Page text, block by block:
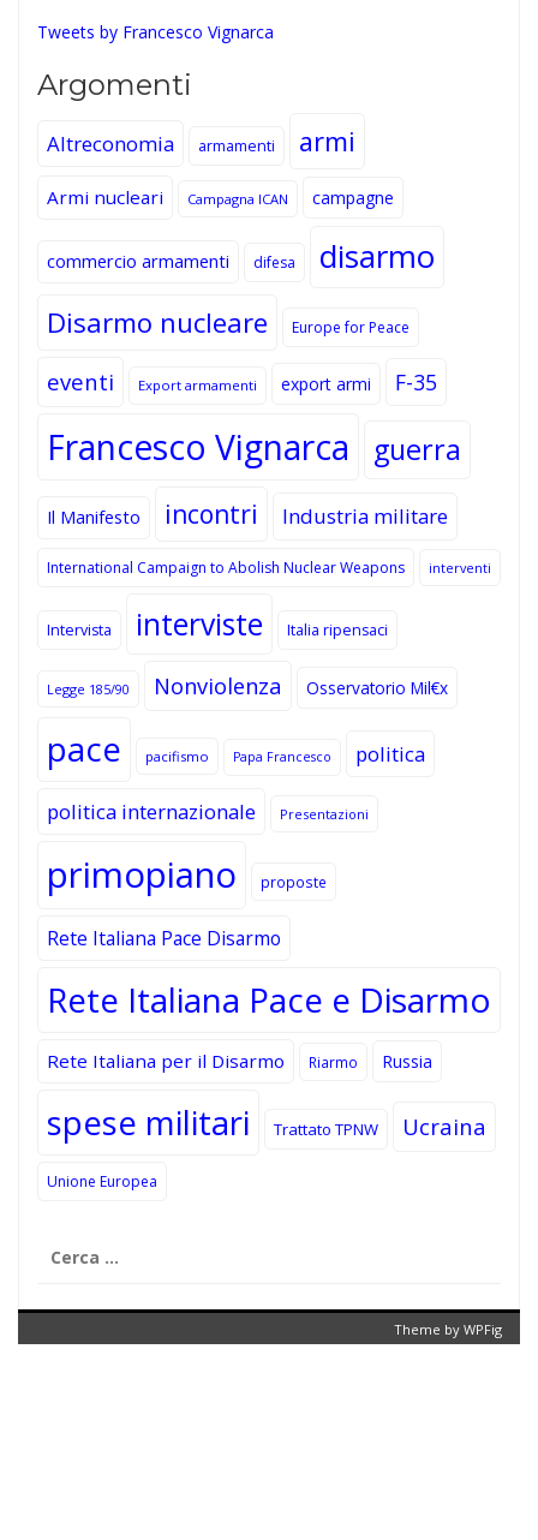
Tweets by Francesco Vignarca
Argomenti
Altreconomia armamenti armi
Armi nucleari Campagna ICAN campagne
commercio armamenti difesa disarmo
Disarmo nucleare Europe for Peace
eventi Export armamenti export armi F-35
Francesco Vignarca guerra
Il Manifesto incontri Industria militare
International Campaign to Abolish Nuclear Weapons interventi
Intervista interviste Italia ripensaci
Legge 185/90 Nonviolenza Osservatorio Mil€x
pace pacifismo Papa Francesco politica
politica internazionale Presentazioni
primopiano proposte
Rete Italiana Pace Disarmo
Rete Italiana Pace e Disarmo
Rete Italiana per il Disarmo Riarmo Russia
spese militari Trattato TPNW Ucraina
Unione Europea
per:
Theme by WPFig